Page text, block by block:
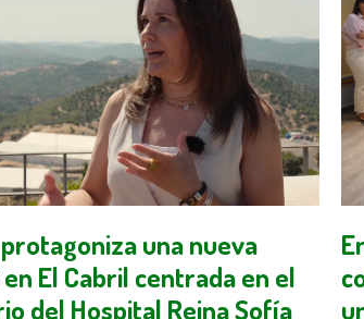
una nueva
en El Cabril centrada en el
del Hospital Reina Sofía